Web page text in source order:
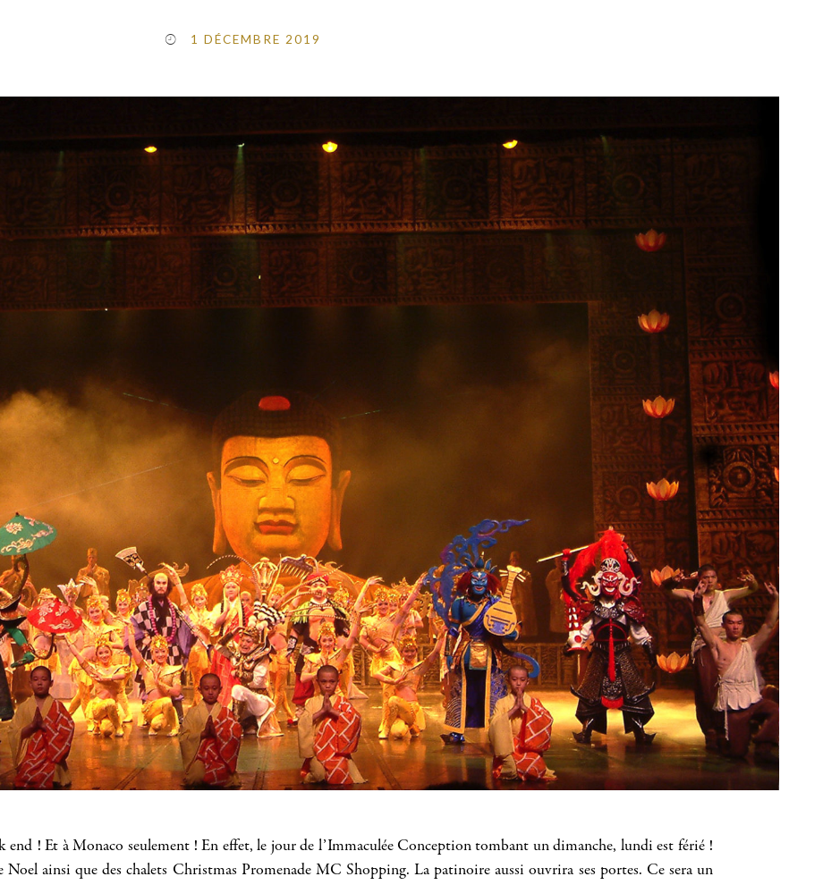
1 DÉCEMBRE 2019
end ! Et à Monaco seulement ! En effet, le jour de l’Immaculée Conception tombant un dimanche, lundi est férié !
ainsi que des chalets Christmas Promenade MC Shopping. La patinoire aussi ouvrira ses portes. Ce sera un